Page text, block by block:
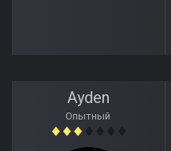
Ayden
Опытный